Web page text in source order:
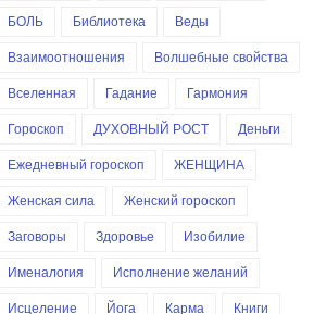
БОЛЬ
Библиотека
Веды
Взаимоотношения
Волшебные свойства
Вселенная
Гадание
Гармония
Гороскоп
ДУХОВНЫЙ РОСТ
Деньги
Ежедневный гороскоп
ЖЕНЩИНА
Женская сила
Женский гороскоп
Заговоры
Здоровье
Изобилие
Именалогия
Исполнение желаний
Исцеление
Йога Карма
Книги